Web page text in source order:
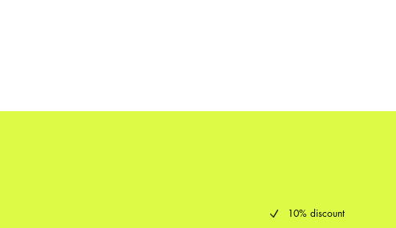
10% discount